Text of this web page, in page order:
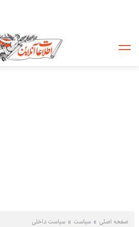
صفحه اصلی سیاست سیاست داخلی